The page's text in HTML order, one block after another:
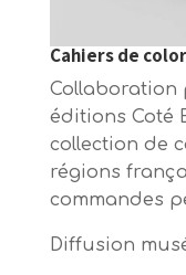
Cahiers de
Collaboration
éditions Coté
collection de
régions
commandes
Diffusion